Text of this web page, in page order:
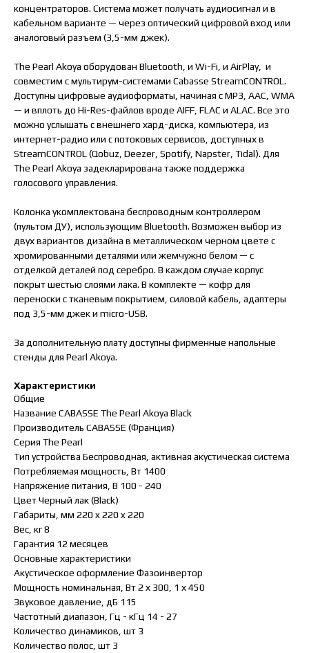
концентраторов. Система может получать аудиосигнал и в
кабельном варианте — через оптический цифровой вход или
аналоговый разъем (3,5-мм джек).
The Pearl Akoya оборудован Bluetooth, и Wi-Fi, и AirPlay, и
совместим с мультирум-системами Cabasse StreamCONTROL.
Доступны цифровые аудиоформаты, начиная с MP3, AAC, WMA
— и вплоть до Hi-Res-файлов вроде AIFF, FLAC и ALAC. Все это
можно услышать с внешнего хард-диска, компьютера, из
интернет-радио или с потоковых сервисов, доступных в
StreamCONTROL (Qobuz, Deezer, Spotify, Napster, Tidal). Для
The Pearl Akoya задекларирована также поддержка
голосового управления.
Колонка укомплектована беспроводным контроллером
(пультом ДУ), использующим Bluetooth. Возможен выбор из
двух вариантов дизайна в металлическом черном цвете с
хромированными деталями или жемчужно белом — с
отделкой деталей под серебро. В каждом случае корпус
покрыт шестью слоями лака. В комплекте — кофр для
переноски с тканевым покрытием, силовой кабель, адаптеры
под 3,5-мм джек и micro-USB.
За дополнительную плату доступны фирменные напольные
стенды для Pearl Akoya.
Характеристики
Общие
Название CABASSE The Pearl Akoya Black
Производитель CABASSE (Франция)
Серия The Pearl
Тип устройства Беспроводная, активная акустическая система
Потребляемая мощность, Вт 1400
Напряжение питания, В 100 - 240
Цвет Черный лак (Black)
Габариты, мм 220 x 220 x 220
Вес, кг 8
Гарантия 12 месяцев
Основные характеристики
Акустическое оформление Фазоинвертор
Мощность номинальная, Вт 2 х 300, 1 х 450
Звуковое давление, дБ 115
Частотный диапазон, Гц - кГц 14 - 27
Количество динамиков, шт 3
Количество полос, шт 3